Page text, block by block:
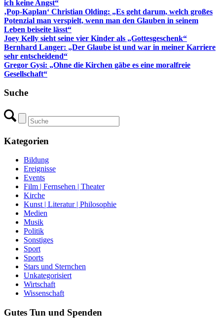
ich keine Angst“
‚Pop-Kaplan‘ Christian Olding: „Es geht darum, welch großes
Potenzial man verspielt, wenn man den Glauben in seinem
Leben beiseite lässt“
Joey Kelly sieht seine vier Kinder als „Gottesgeschenk“
Bernhard Langer: „Der Glaube ist und war in meiner Karriere
sehr entscheidend“
Gregor Gysi: „Ohne die Kirchen gäbe es eine moralfreie
Gesellschaft“
Suche
Kategorien
Bildung
Ereignisse
Events
Film | Fernsehen | Theater
Kirche
Kunst | Literatur | Philosophie
Medien
Musik
Politik
Sonstiges
Sport
Sports
Stars und Sternchen
Unkategorisiert
Wirtschaft
Wissenschaft
Gutes Tun und Spenden